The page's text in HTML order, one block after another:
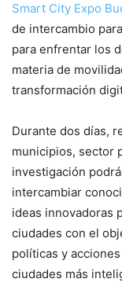
Smart City Expo
de intercambio
para enfrentar los
materia de
transformación
Durante dos días,
municipios, sector
investigación
intercambiar
ideas innovadoras
ciudades con el
políticas y
ciudades más